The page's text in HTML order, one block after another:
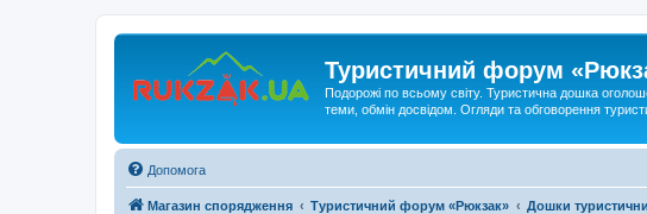
Туристичний форум
Подорожі по всьому світу. Туристична дошка
теми, обмін досвідом. Огляди та обговорення
Допомога
Магазин спорядження Туристичний форум «Рюкзак» Дошки